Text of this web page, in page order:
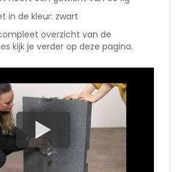
in de kleur: zwart
overzicht van de
kijk je verder op deze pagina.